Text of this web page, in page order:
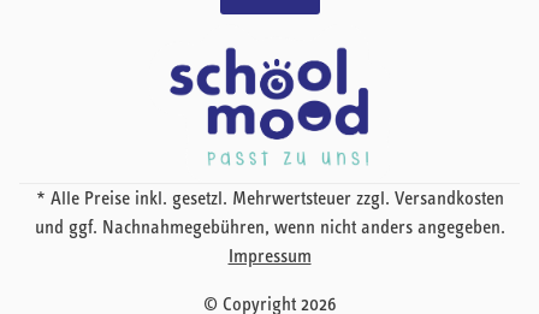
* Alle Preise inkl. gesetzl. Mehrwertsteuer zzgl. Versandkosten
und ggf. Nachnahmegebühren, wenn nicht anders angegeben.
Impressum
© Copyright 2026